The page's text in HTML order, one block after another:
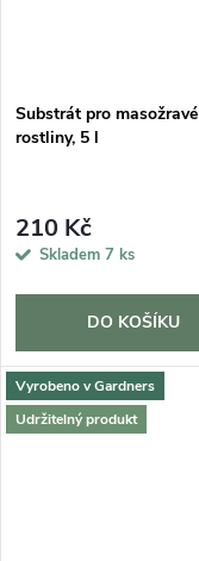
Substrát pro masožravé
rostliny, 5 l
210 Kč
Skladem 7 ks
DO KOŠÍKU
Vyrobeno v Gardners
Udržitelný produkt